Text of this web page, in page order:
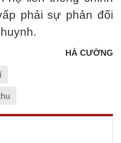
phải sự phản đối
HÀ CƯỜNG